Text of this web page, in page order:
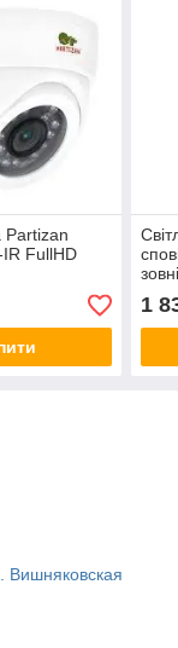
Partizan
FullHD
SP-
1
Вишняковская